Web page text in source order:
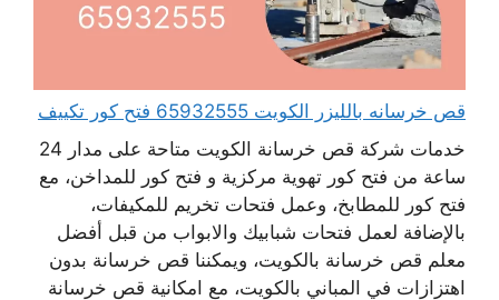
قص خرسانه بالليزر الكويت 65932555 فتح كور تكييف
خدمات شركة قص خرسانة الكويت متاحة على مدار 24
ساعة من فتح كور تهوية مركزية و فتح كور للمداخن، مع
فتح كور للمطابخ، وعمل فتحات تخريم للمكيفات،
بالإضافة لعمل فتحات شبابيك والابواب من قبل أفضل
معلم قص خرسانة بالكويت، ويمكننا قص خرسانة بدون
اهتزازات في المباني بالكويت، مع امكانية قص خرسانة